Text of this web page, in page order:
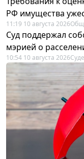
РФ имущества
11:19 10 августа 2026
Суд поддержал
мэрией о
10:54 10 августа 2026